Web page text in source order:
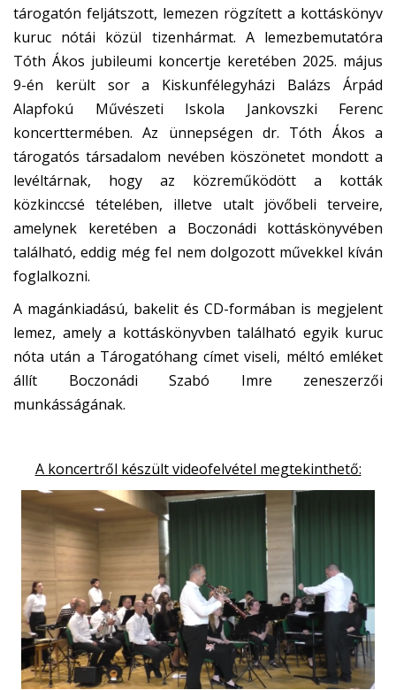
tárogatón feljátszott, lemezen rögzített a kottáskönyv
kuruc nótái közül tizenhármat. A lemezbemutatóra
Tóth Ákos jubileumi koncertje keretében 2025. május
9-én került sor a Kiskunfélegyházi Balázs Árpád
Alapfokú Művészeti Iskola Jankovszki Ferenc
koncerttermében. Az ünnepségen dr. Tóth Ákos a
tárogatós társadalom nevében köszönetet mondott a
levéltárnak, hogy az közreműködött a kották
közkinccsé tételében, illetve utalt jövőbeli terveire,
amelynek keretében a Boczonádi kottáskönyvében
található, eddig még fel nem dolgozott művekkel kíván
foglalkozni.
A magánkiadású, bakelit és CD-formában is megjelent
lemez, amely a kottáskönyvben található egyik kuruc
nóta után a Tárogatóhang címet viseli, méltó emléket
állít Boczonádi Szabó Imre zeneszerzői
munkásságának.
A koncertről készült videofelvétel megtekinthető: